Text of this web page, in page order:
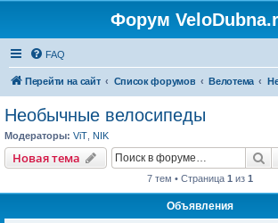
Форум
FAQ
Перейти на сайт Список форумов Велотема
Необычные велосипеды
Модераторы: ViT NIK
Новая тема
7 тем • Страница 1 из 1
Объявления